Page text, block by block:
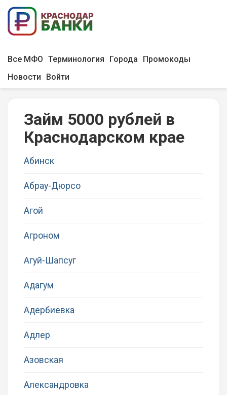
Все МФО Терминология Города
Промокоды
Новости
Войти
Займ 5000 рублей в
Краснодарском крае
Абинск
Абрау-Дюрсо
Агой
Агроном
Агуй-Шапсуг
Адагум
Адербиевка
Адлер
Азовская
Александровка